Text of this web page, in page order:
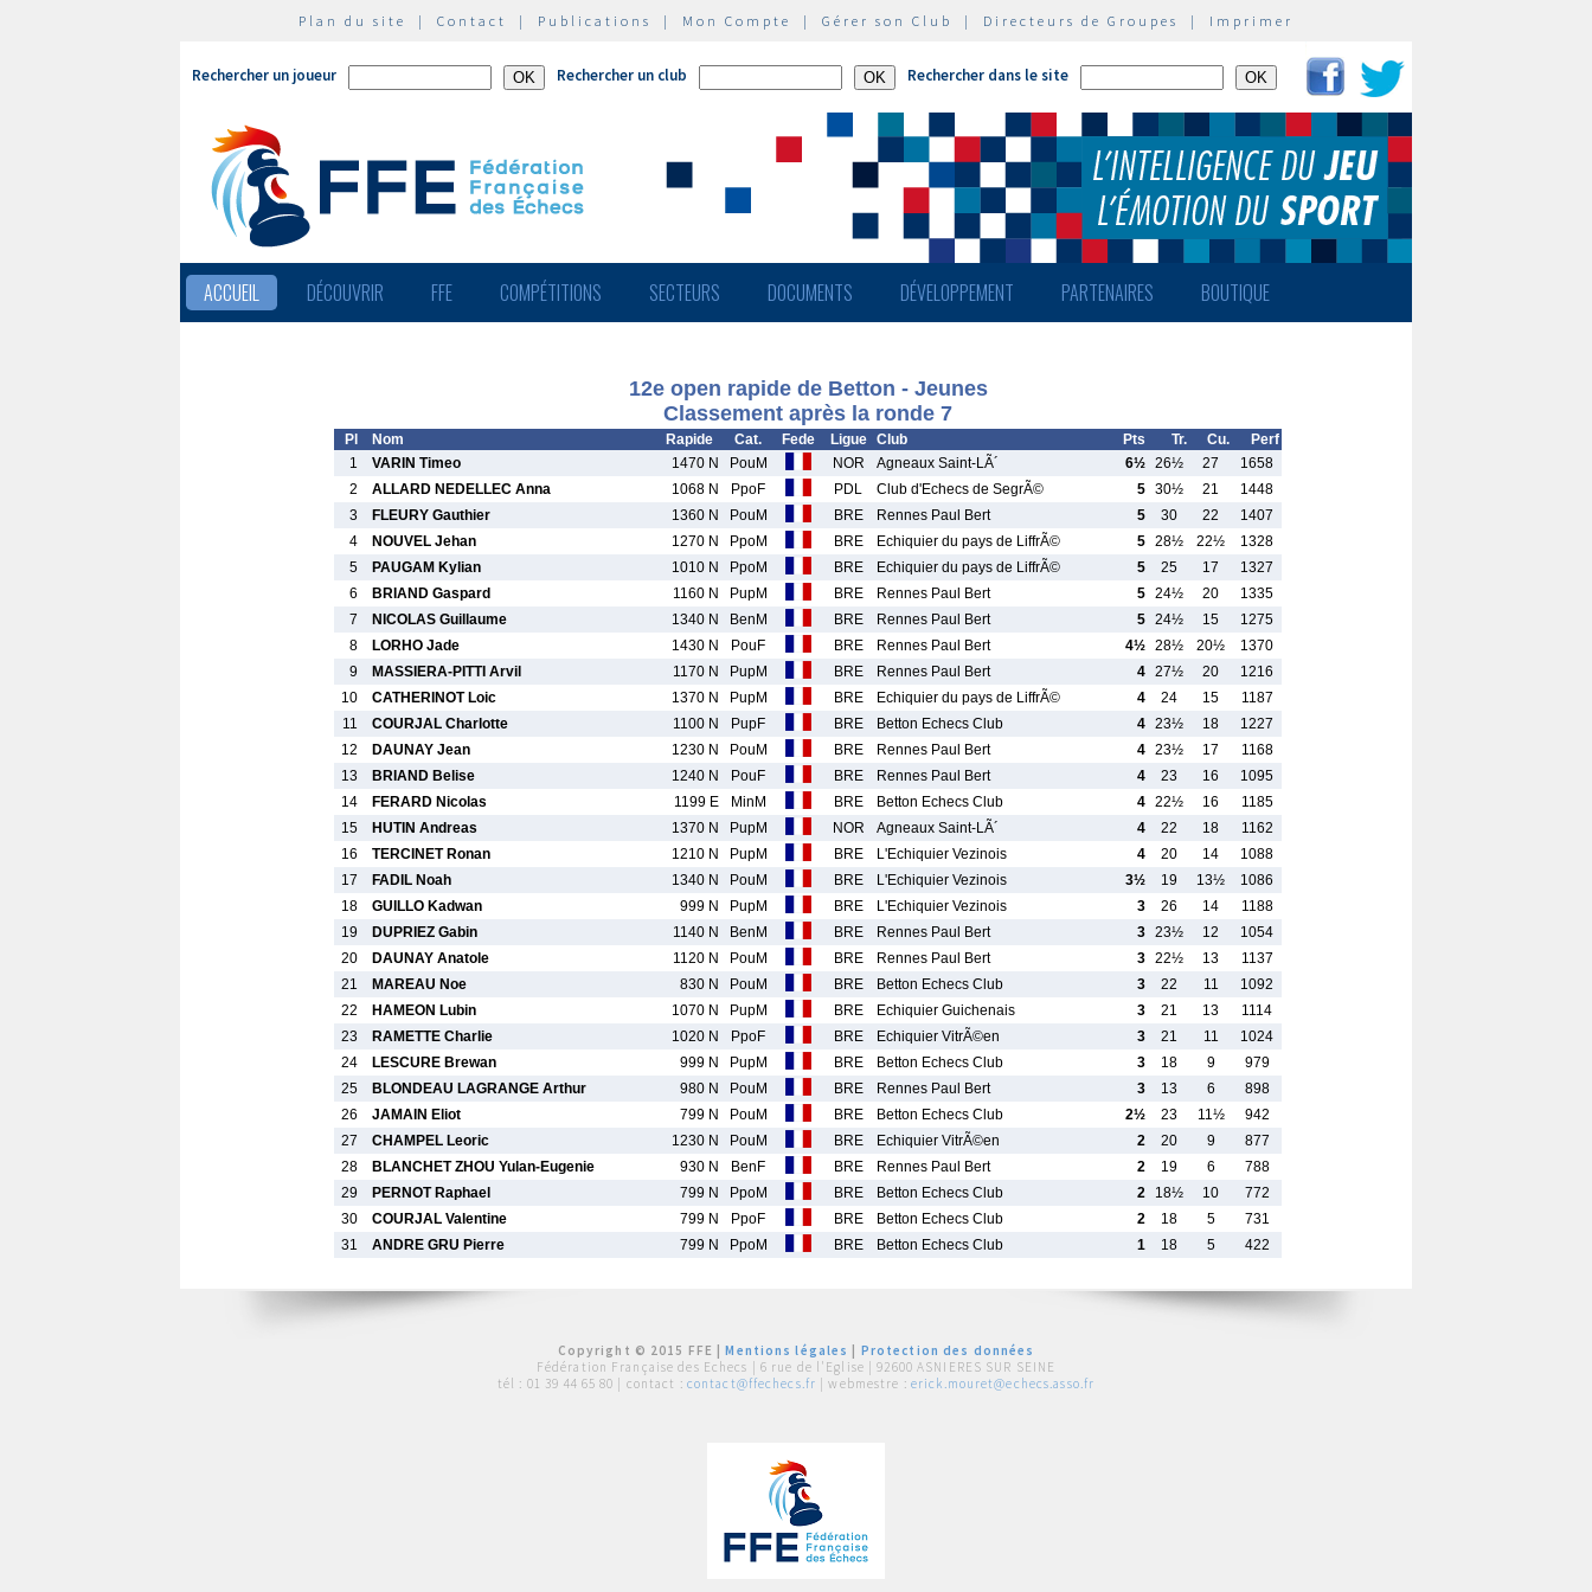
Plan du site | Contact | Publications | Mon Compte | Gérer son Club | Directeurs de Groupes | Imprimer
Rechercher un joueur Rechercher un club Rechercher dans le site
ACCUEIL DÉCOUVRIR FFE COMPÉTITIONS SECTEURS DOCUMENTS DÉVELOPPEMENT PARTENAIRES BOUTIQUE
12e open rapide de Betton - Jeunes
Classement après la ronde 7
Pl Nom Rapide Cat. Fede Ligue Club Pts Tr. Cu.
Perf
1
VARIN Timeo 1470 N PouM NOR Agneaux Saint-LÃ´ 6½ 26½ 27
1658
2
ALLARD NEDELLEC Anna 1068 N PpoF PDL Club d'Echecs de SegrÃ© 5 30½ 21
1448
3
FLEURY Gauthier 1360 N PouM BRE Rennes Paul Bert 5 30 22
1407
4
NOUVEL Jehan 1270 N PpoM BRE Echiquier du pays de LiffrÃ© 5 28½ 22½
1328
5
PAUGAM Kylian 1010 N PpoM BRE Echiquier du pays de LiffrÃ© 5 25 17
1327
6
BRIAND Gaspard 1160 N PupM BRE Rennes Paul Bert 5 24½ 20
1335
7
NICOLAS Guillaume 1340 N BenM BRE Rennes Paul Bert 5 24½ 15
1275
8
LORHO Jade 1430 N PouF BRE Rennes Paul Bert 4½ 28½ 20½
1370
9
MASSIERA-PITTI Arvil 1170 N PupM BRE Rennes Paul Bert 4 27½ 20
1216
10
CATHERINOT Loic 1370 N PupM BRE Echiquier du pays de LiffrÃ© 4 24 15
1187
11
COURJAL Charlotte 1100 N PupF BRE Betton Echecs Club 4 23½ 18
1227
12
DAUNAY Jean 1230 N PouM BRE Rennes Paul Bert 4 23½ 17
1168
13
BRIAND Belise 1240 N PouF BRE Rennes Paul Bert 4 23 16
1095
14
FERARD Nicolas 1199 E MinM BRE Betton Echecs Club 4 22½ 16
1185
15
HUTIN Andreas 1370 N PupM NOR Agneaux Saint-LÃ´ 4 22 18
1162
16
TERCINET Ronan 1210 N PupM BRE L'Echiquier Vezinois 4 20 14
1088
17
FADIL Noah 1340 N PouM BRE L'Echiquier Vezinois 3½ 19 13½
1086
18
GUILLO Kadwan 999 N PupM BRE L'Echiquier Vezinois 3 26 14
1188
19
DUPRIEZ Gabin 1140 N BenM BRE Rennes Paul Bert 3 23½ 12
1054
20
DAUNAY Anatole 1120 N PouM BRE Rennes Paul Bert 3 22½ 13
1137
21
MAREAU Noe 830 N PouM BRE Betton Echecs Club 3 22 11
1092
22
HAMEON Lubin 1070 N PupM BRE Echiquier Guichenais 3 21 13
1114
23
RAMETTE Charlie 1020 N PpoF BRE Echiquier VitrÃ©en 3 21 11
1024
24
LESCURE Brewan 999 N PupM BRE Betton Echecs Club 3 18 9
979
25
BLONDEAU LAGRANGE Arthur 980 N PouM BRE Rennes Paul Bert 3 13 6
898
26
JAMAIN Eliot 799 N PouM BRE Betton Echecs Club 2½ 23 11½
942
27
CHAMPEL Leoric 1230 N PouM BRE Echiquier VitrÃ©en 2 20 9
877
28
BLANCHET ZHOU Yulan-Eugenie 930 N BenF BRE Rennes Paul Bert 2 19 6
788
29
PERNOT Raphael 799 N PpoM BRE Betton Echecs Club 2 18½ 10
772
30
COURJAL Valentine 799 N PpoF BRE Betton Echecs Club 2 18 5
731
31
ANDRE GRU Pierre 799 N PpoM BRE Betton Echecs Club 1 18 5 422
Copyright © 2015 FFE |Mentions légales
Protection des données
Fédération Française des Echecs | 6 rue de l'Eglise | 92600 ASNIERES SUR SEINE
tél : 01 39 44 65 80 | contact : contact@ffechecs.fr | webmestre : erick.mouret@echecs.asso.fr